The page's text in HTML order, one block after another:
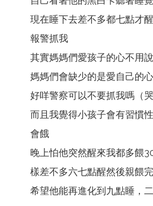
現在睡下去差不多都七點才
報警抓我
其實媽媽們愛孩子的心不用
媽媽們會缺少的是愛自己的
好咩警察可以不要抓我嗎（哭
而且我覺得小孩子會有習慣
會餓
晚上怕他突然醒來我都多餵
樣差不多六七點醒然後親餵
希望他能再進化到九點睡，